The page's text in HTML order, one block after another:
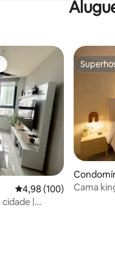
dos hóspedes
4,98 de uma avaliação
4,98 (100)
|
Cama